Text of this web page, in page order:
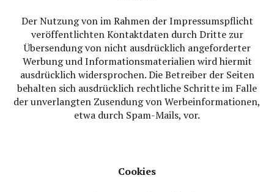
Der Nutzung von im Rahmen der Impressumspflicht
veröffentlichten Kontaktdaten durch Dritte zur
Übersendung von nicht ausdrücklich angeforderter
Werbung und Informationsmaterialien wird hiermit
ausdrücklich widersprochen. Die Betreiber der Seiten
behalten sich ausdrücklich rechtliche Schritte im Falle
der unverlangten Zusendung von Werbeinformationen,
etwa durch Spam-Mails, vor.
Cookies